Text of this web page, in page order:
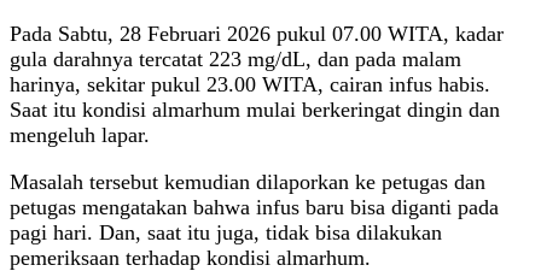
‎Pada Sabtu, 28 Februari 2026 pukul 07.00 WITA, kadar
gula darahnya tercatat 223 mg/dL, dan pada malam
harinya, sekitar pukul 23.00 WITA, cairan infus habis.
Saat itu kondisi almarhum mulai berkeringat dingin dan
mengeluh lapar.
Masalah tersebut kemudian dilaporkan ke petugas dan
petugas mengatakan bahwa infus baru bisa diganti pada
pagi hari. Dan, saat itu juga, tidak bisa dilakukan
pemeriksaan terhadap kondisi almarhum.